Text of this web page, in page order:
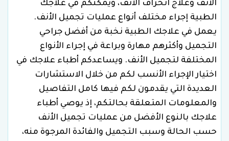
الأنف وعلاج انحراف الأنف، ويمكنكم في علاجك
الطبية إجراء مختلف أنواع عمليات تجميل الأنف.
يعمل في علاجك الطبية نخبة من أفضل جراحي
التجميل وأكثرهم مهارة وبراعة في إجراء الأنواع
المختلفة لتجميل الأنف. ويساعدكم أطباء علاجك في
اختيار الإجراء الأنسب لكم من خلال الاستشارات
العديدة التي يقدمون لكم فيها كامل التفاصيل
والمعلومات المتعلقة بحالتكم، إذ يوصي أطباء
علاجك بالنوع الأفضل من عمليات تجميل الأنف
حسب الحالة وسبب التجميل والفائدة المرجوة منه،